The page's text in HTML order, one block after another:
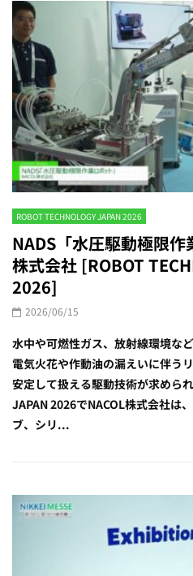
ROBOT TECHNOLOGY JAPAN 2026
NADS「水圧駆動極限
株式会社 [ROBOT
2026]
2026/06/15
水中や可燃性ガス、放射線環境な
電気火花や作動油の漏えいに伴う
安定して扱える駆動技術が求めら
JAPAN 2026でNACOL株式会社は
ブ、シリ...